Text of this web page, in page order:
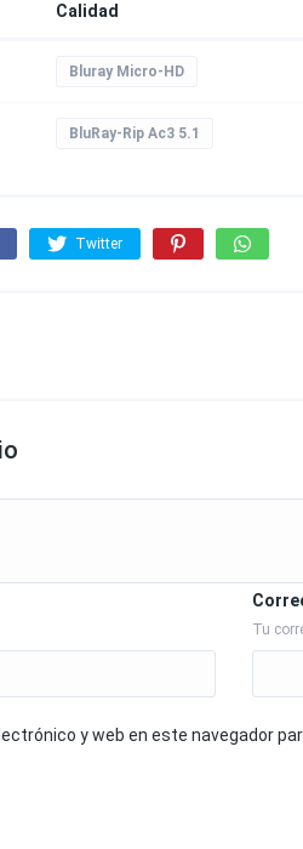
Calidad
Bluray Micro-HD
BluRay-Rip Ac3 5.1
Twitter
Tu
y web en este navegador